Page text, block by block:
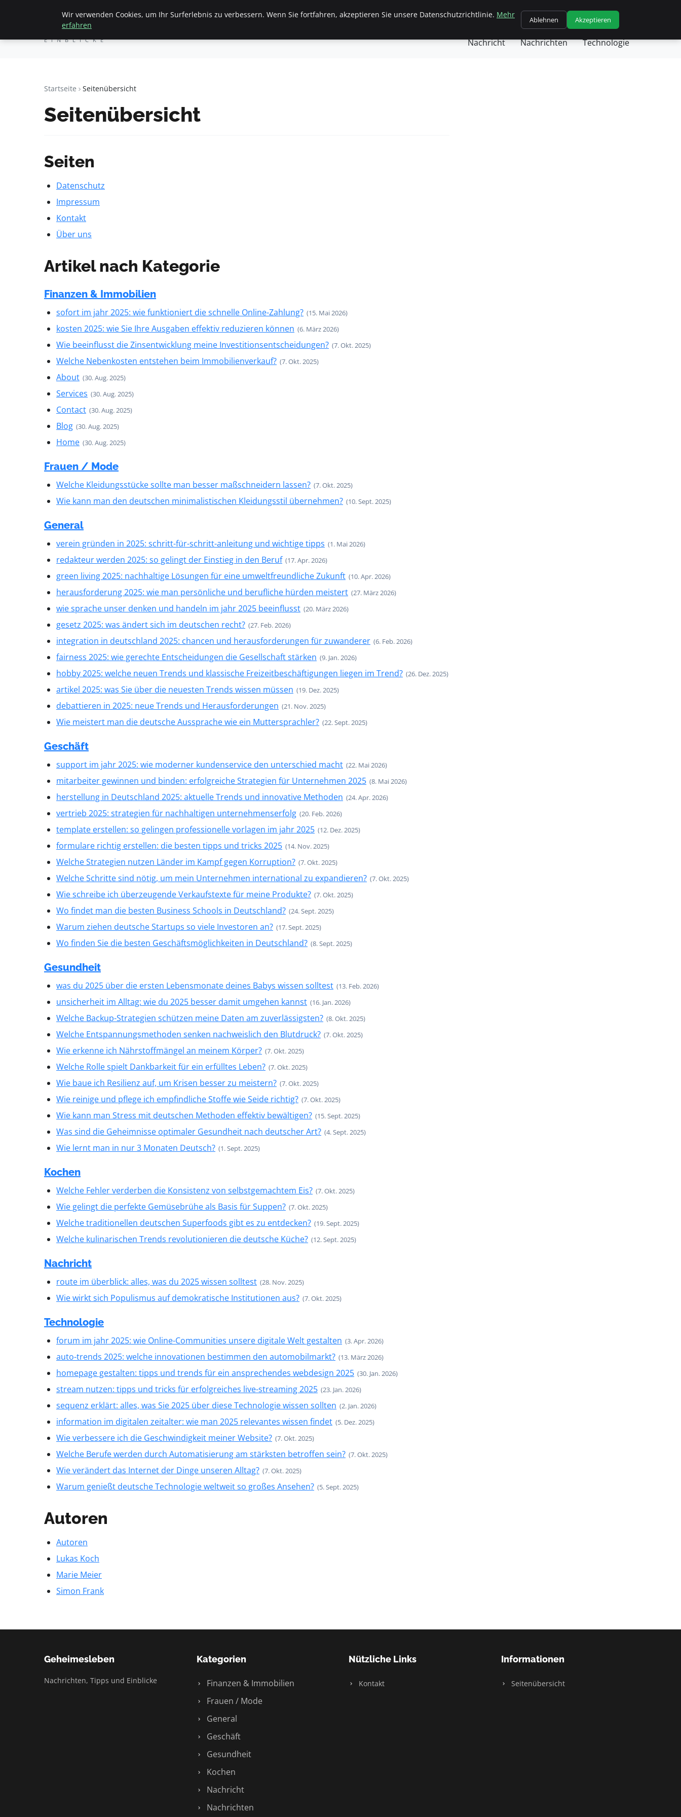
Geheimesleben
NACHRICHTEN, TIPPS UND
EINBLICKE
Startseite Finanzen & Immobilien Frauen / Mode General Geschäft Gesundheit Kochen
Nachricht Nachrichten Technologie
Startseite Seitenübersicht
Seitenübersicht
Seiten
Datenschutz
Impressum
Kontakt
Über uns
Artikel nach Kategorie
Finanzen & Immobilien
sofort im jahr 2025: wie funktioniert die schnelle Online-Zahlung? (15. Mai 2026)
kosten 2025: wie Sie Ihre Ausgaben effektiv reduzieren können (6. März 2026)
Wie beeinflusst die Zinsentwicklung meine Investitionsentscheidungen? (7. Okt. 2025)
Welche Nebenkosten entstehen beim Immobilienverkauf? (7. Okt. 2025)
About (30. Aug. 2025)
Services (30. Aug. 2025)
Contact (30. Aug. 2025)
Blog (30. Aug. 2025)
Home (30. Aug. 2025)
Frauen / Mode
Welche Kleidungsstücke sollte man besser maßschneidern lassen? (7. Okt. 2025)
Wie kann man den deutschen minimalistischen Kleidungsstil übernehmen? (10. Sept. 2025)
General
verein gründen in 2025: schritt-für-schritt-anleitung und wichtige tipps (1. Mai 2026)
redakteur werden 2025: so gelingt der Einstieg in den Beruf (17. Apr. 2026)
green living 2025: nachhaltige Lösungen für eine umweltfreundliche Zukunft (10. Apr. 2026)
herausforderung 2025: wie man persönliche und berufliche hürden meistert (27. März 2026)
wie sprache unser denken und handeln im jahr 2025 beeinflusst (20. März 2026)
gesetz 2025: was ändert sich im deutschen recht? (27. Feb. 2026)
integration in deutschland 2025: chancen und herausforderungen für zuwanderer (6. Feb. 2026)
fairness 2025: wie gerechte Entscheidungen die Gesellschaft stärken (9. Jan. 2026)
hobby 2025: welche neuen Trends und klassische Freizeitbeschäftigungen liegen im Trend? (26. Dez. 2025)
artikel 2025: was Sie über die neuesten Trends wissen müssen (19. Dez. 2025)
debattieren in 2025: neue Trends und Herausforderungen (21. Nov. 2025)
Wie meistert man die deutsche Aussprache wie ein Muttersprachler? (22. Sept. 2025)
Geschäft
support im jahr 2025: wie moderner kundenservice den unterschied macht (22. Mai 2026)
mitarbeiter gewinnen und binden: erfolgreiche Strategien für Unternehmen 2025 (8. Mai 2026)
herstellung in Deutschland 2025: aktuelle Trends und innovative Methoden (24. Apr. 2026)
vertrieb 2025: strategien für nachhaltigen unternehmenserfolg (20. Feb. 2026)
template erstellen: so gelingen professionelle vorlagen im jahr 2025 (12. Dez. 2025)
formulare richtig erstellen: die besten tipps und tricks 2025 (14. Nov. 2025)
Welche Strategien nutzen Länder im Kampf gegen Korruption? (7. Okt. 2025)
Welche Schritte sind nötig, um mein Unternehmen international zu expandieren? (7. Okt. 2025)
Wie schreibe ich überzeugende Verkaufstexte für meine Produkte? (7. Okt. 2025)
Wo findet man die besten Business Schools in Deutschland? (24. Sept. 2025)
Warum ziehen deutsche Startups so viele Investoren an? (17. Sept. 2025)
Wo finden Sie die besten Geschäftsmöglichkeiten in Deutschland? (8. Sept. 2025)
Gesundheit
was du 2025 über die ersten Lebensmonate deines Babys wissen solltest (13. Feb. 2026)
unsicherheit im Alltag: wie du 2025 besser damit umgehen kannst (16. Jan. 2026)
Welche Backup-Strategien schützen meine Daten am zuverlässigsten? (8. Okt. 2025)
Welche Entspannungsmethoden senken nachweislich den Blutdruck? (7. Okt. 2025)
Wie erkenne ich Nährstoffmängel an meinem Körper? (7. Okt. 2025)
Welche Rolle spielt Dankbarkeit für ein erfülltes Leben? (7. Okt. 2025)
Wie baue ich Resilienz auf, um Krisen besser zu meistern? (7. Okt. 2025)
Wie reinige und pflege ich empfindliche Stoffe wie Seide richtig? (7. Okt. 2025)
Wie kann man Stress mit deutschen Methoden effektiv bewältigen? (15. Sept. 2025)
Was sind die Geheimnisse optimaler Gesundheit nach deutscher Art? (4. Sept. 2025)
Wie lernt man in nur 3 Monaten Deutsch? (1. Sept. 2025)
Kochen
Welche Fehler verderben die Konsistenz von selbstgemachtem Eis? (7. Okt. 2025)
Wie gelingt die perfekte Gemüsebrühe als Basis für Suppen? (7. Okt. 2025)
Welche traditionellen deutschen Superfoods gibt es zu entdecken? (19. Sept. 2025)
Welche kulinarischen Trends revolutionieren die deutsche Küche? (12. Sept. 2025)
Nachricht
route im überblick: alles, was du 2025 wissen solltest (28. Nov. 2025)
Wie wirkt sich Populismus auf demokratische Institutionen aus? (7. Okt. 2025)
Technologie
forum im jahr 2025: wie Online-Communities unsere digitale Welt gestalten (3. Apr. 2026)
auto-trends 2025: welche innovationen bestimmen den automobilmarkt? (13. März 2026)
homepage gestalten: tipps und trends für ein ansprechendes webdesign 2025 (30. Jan. 2026)
stream nutzen: tipps und tricks für erfolgreiches live-streaming 2025 (23. Jan. 2026)
sequenz erklärt: alles, was Sie 2025 über diese Technologie wissen sollten (2. Jan. 2026)
information im digitalen zeitalter: wie man 2025 relevantes wissen findet (5. Dez. 2025)
Wie verbessere ich die Geschwindigkeit meiner Website? (7. Okt. 2025)
Welche Berufe werden durch Automatisierung am stärksten betroffen sein? (7. Okt. 2025)
Wie verändert das Internet der Dinge unseren Alltag? (7. Okt. 2025)
Warum genießt deutsche Technologie weltweit so großes Ansehen? (5. Sept. 2025)
Autoren
Autoren
Lukas Koch
Marie Meier
Simon Frank
Geheimesleben
Nachrichten, Tipps und Einblicke
Kategorien
Finanzen & Immobilien
Frauen / Mode
General
Geschäft
Gesundheit
Kochen
Nachricht
Nachrichten
Nützliche Links
Kontakt
Informationen
Seitenübersicht
Wir verwenden Cookies, um Ihr Surferlebnis zu verbessern. Wenn Sie fortfahren, akzeptieren Sie unsere Datenschutzrichtlinie. Mehr
erfahren
Ablehnen Akzeptieren